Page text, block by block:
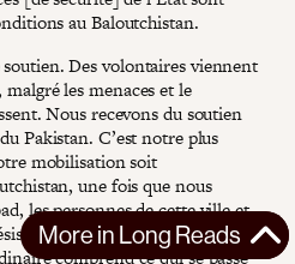
au Baloutchistan.
Des volontaires viennent
les menaces et le
Nous recevons du soutien
Pakistan. C’est notre plus
mobilisation soit
une fois que nous
les personnes de cette ville et
de tout le pays nous ont
comprend ce qui se passe
More in Long Reads